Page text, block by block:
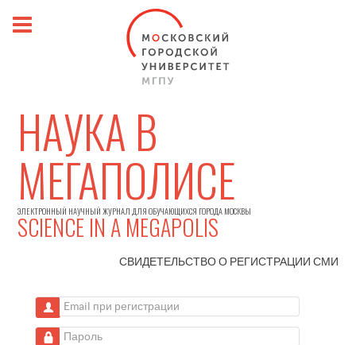
НАУКА В
МЕГАПОЛИСЕ
ЭЛЕКТРОННЫЙ НАУЧНЫЙ ЖУРНАЛ ДЛЯ ОБУЧАЮЩИХСЯ ГОРОДА МОСКВЫ
SCIENCE IN A MEGAPOLIS
СВИДЕТЕЛЬСТВО О РЕГИСТРАЦИИСМИ
Email при регистрации
Пароль